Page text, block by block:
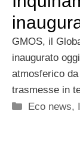
GMOS, il
inaugurato
atmosferico
trasmesse in
Categorie
Eco news,